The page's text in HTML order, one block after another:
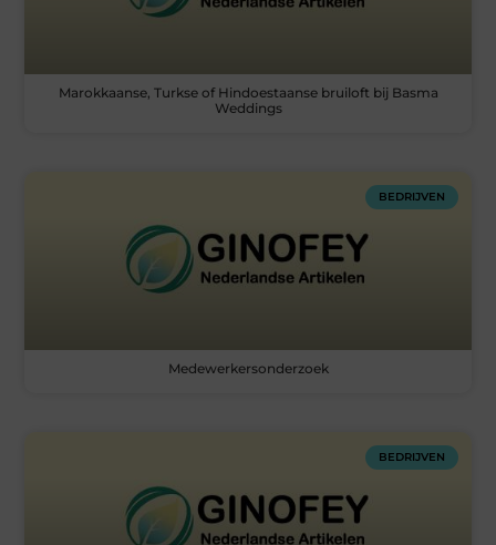
Marokkaanse, Turkse of Hindoestaanse bruiloft bij Basma
Weddings
BEDRIJVEN
Medewerkersonderzoek
BEDRIJVEN